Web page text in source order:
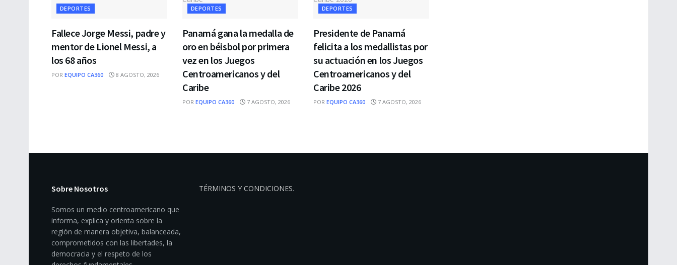
DEPORTES
Fallece Jorge Messi, padre y
mentor de Lionel Messi, a
los 68 años
POR EQUIPO CA360 8 AGOSTO, 2026
DEPORTES
Panamá gana la medalla de
oro en béisbol por primera
vez en los Juegos
Centroamericanos y del
Caribe
POR EQUIPO CA360 7 AGOSTO, 2026
DEPORTES
Presidente de Panamá
felicita a los medallistas por
su actuación en los Juegos
Centroamericanos y del
Caribe 2026
POR EQUIPO CA360 7 AGOSTO, 2026
Sobre Nosotros
Somos un medio centroamericano que
informa, explica y orienta sobre la
región de manera objetiva, balanceada,
comprometidos con las libertades, la
democracia y el respeto de los
TÉRMINOS Y CONDICIONES.